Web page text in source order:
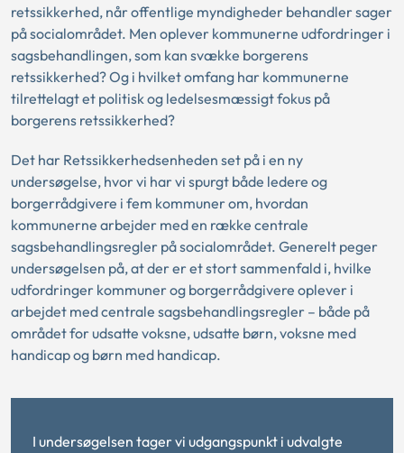
retssikkerhed, når offentlige myndigheder behandler sager
på socialområdet. Men oplever kommunerne udfordringer i
sagsbehandlingen, som kan svække borgerens
retssikkerhed? Og i hvilket omfang har kommunerne
tilrettelagt et politisk og ledelsesmæssigt fokus på
borgerens retssikkerhed?
Det har Retssikkerhedsenheden set på i en ny
undersøgelse, hvor vi har vi spurgt både ledere og
borgerrådgivere i fem kommuner om, hvordan
kommunerne arbejder med en række centrale
sagsbehandlingsregler på socialområdet. Generelt peger
undersøgelsen på, at der er et stort sammenfald i, hvilke
udfordringer kommuner og borgerrådgivere oplever i
arbejdet med centrale sagsbehandlingsregler – både på
området for udsatte voksne, udsatte børn, voksne med
handicap og børn med handicap.
I undersøgelsen tager vi udgangspunkt i udvalgte